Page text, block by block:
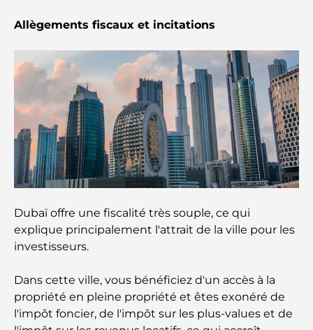
balade placée sous le signe du luxe et des
Meilleurs quartiers où vivre en famille à Dubaï :
découvrez les meilleures options
Hôtels 5 étoiles à Dubaï : un luxe inégalé pour
chaque voyageur
Que faire dans le centre-ville de Dubaï : votre
guide ultime
Les meilleurs iftars à Dubaï : 7 adresses
incontournables pour un repas de Ramadan
mémorable
Cafés à Business Bay : l’alliance parfaite du café et
de la convivialité
Allègements fiscaux et incitations
Dubaï offre une fiscalité très souple, ce qui
explique principalement l'attrait de la ville pour les
investisseurs.
Dans cette ville, vous bénéficiez d'un accès à la
propriété en pleine propriété et êtes exonéré de
l'impôt foncier, de l'impôt sur les plus-values ​​et de